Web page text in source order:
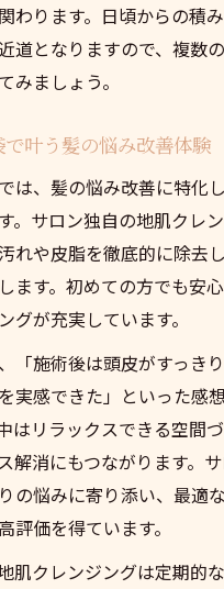
わります。日頃からの積
道となりますので、複数
みましょう。
叶う髪の悩み改善体験
は、髪の悩み改善に特化
。サロン独自の地肌クレ
れや皮脂を徹底的に除去
ます。初めての方でも安
グが充実しています。
「施術後は頭皮がすっき
実感できた」といった感
はリラックスできる空間
解消にもつながります。
の悩みに寄り添い、最適
評価を得ています。
肌クレンジングは定期的